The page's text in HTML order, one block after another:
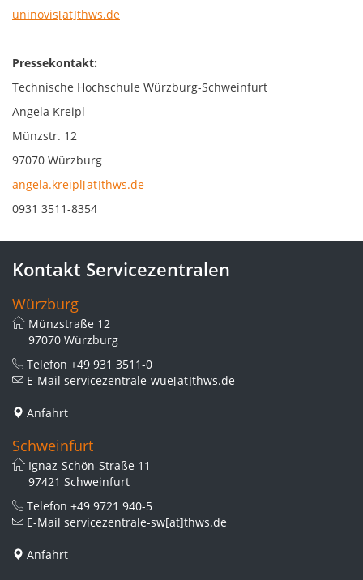
uninovis[at]thws.de
Pressekontakt:
Technische Hochschule Würzburg-Schweinfurt
Angela Kreipl
Münzstr. 12
97070 Würzburg
angela.kreipl[at]thws.de
0931 3511-8354
Kontakt Servicezentralen
Würzburg
Münzstraße 12
97070 Würzburg
Telefon +49 931 3511-0
E-Mail servicezentrale-wue[at]thws.de
Anfahrt
Schweinfurt
Ignaz-Schön-Straße 11
97421 Schweinfurt
Telefon +49 9721 940-5
E-Mail servicezentrale-sw[at]thws.de
Anfahrt